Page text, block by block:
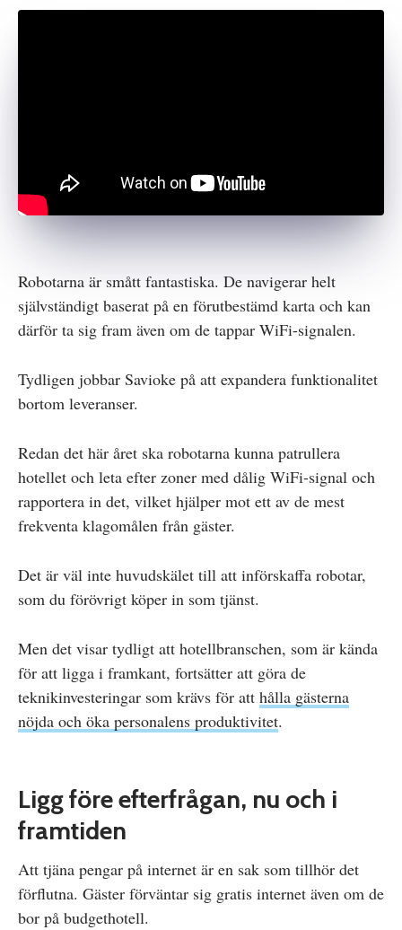
Robotarna är smått fantastiska. De navigerar helt
självständigt baserat på en förutbestämd karta och kan
därför ta sig fram även om de tappar WiFi-signalen.
Tydligen jobbar Savioke på att expandera funktionalitet
bortom leveranser.
Redan det här året ska robotarna kunna patrullera
hotellet och leta efter zoner med dålig WiFi-signal och
rapportera in det, vilket hjälper mot ett av de mest
frekventa klagomålen från gäster.
Det är väl inte huvudskälet till att införskaffa robotar,
som du förövrigt köper in som tjänst.
Men det visar tydligt att hotellbranschen, som är kända
för att ligga i framkant, fortsätter att göra de
teknikinvesteringar som krävs för att hålla gästerna
nöjda och öka personalens produktivitet.
Ligg före efterfrågan, nu och i
framtiden
Att tjäna pengar på internet är en sak som tillhör det
förflutna. Gäster förväntar sig gratis internet även om de
bor på budgethotell.